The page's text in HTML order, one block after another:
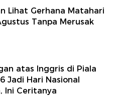
Lihat Gerhana Matahari
Tanpa Merusak
atas Inggris di Piala
Jadi Hari Nasional
Ini Ceritanya